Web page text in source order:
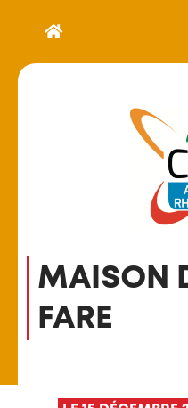
MAISON
FARE